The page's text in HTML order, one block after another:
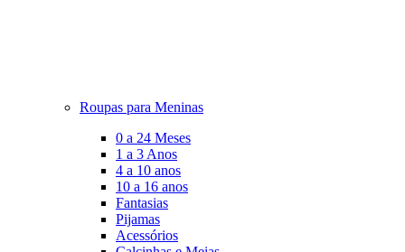
Roupas para Meninas
0 a 24 Meses
1 a 3 Anos
4 a 10 anos
10 a 16 anos
Fantasias
Pijamas
Acessórios